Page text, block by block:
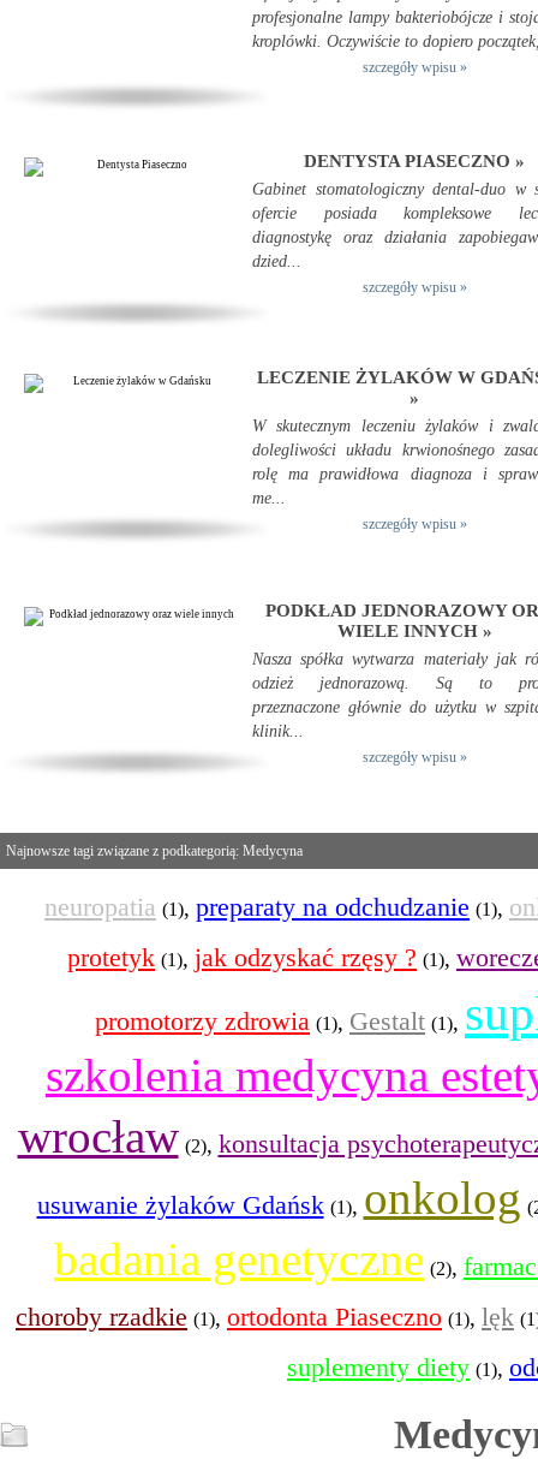
profesjonalne lampy bakteriobójcze i
kroplówki. Oczywiście to dopiero
szczegóły wpisu »
DENTYSTA PIASECZNO »
Gabinet stomatologiczny dental-duo w
ofercie posiada kompleksowe
diagnostykę oraz działania
dzied...
szczegóły wpisu »
LECZENIE ŻYLAKÓW W
»
W skutecznym leczeniu żylaków i
dolegliwości układu krwionośnego
rolę ma prawidłowa diagnoza i
me...
szczegóły wpisu »
PODKŁAD JEDNORAZOWY
WIELE INNYCH »
Nasza spółka wytwarza materiały jak
odzież jednorazową. Są to
przeznaczone głównie do użytku w
klinik...
szczegóły wpisu »
Najnowsze tagi związane z podkategorią: Medycyna
neuropatia (1), preparaty na odchudzanie (1),
protetyk (1), jak odzyskać rzęsy ? (1),
promotorzy zdrowia (1), Gestalt (1),
szkolenia medycyna
wrocław (2), konsultacja
usuwanie żylaków Gdańsk (1), onkolog
badania genetyczne (2),
choroby rzadkie (1), ortodonta Piaseczno (1), lęk
suplementy diety (1),